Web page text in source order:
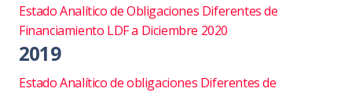
Estado Analítico de Obligaciones Diferentes de
Financiamiento LDF a Diciembre 2020
2019
Estado Analítico de obligaciones Diferentes de